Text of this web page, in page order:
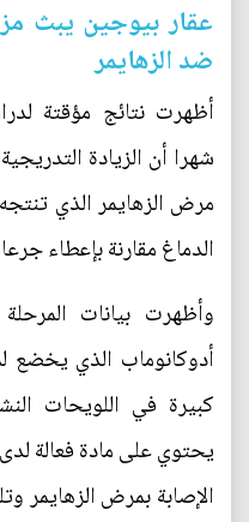
عقار بيوجين يبث
ضد الزهايمر
شهرا أن الزيادة
مرض الزهايمر الذي
الدماغ مقارنة بإعطاء
وأظهرت بيانات
أدوكانوماب الذي يخضع
كبيرة في اللويحات
الإصابة بمرض الزهايمر